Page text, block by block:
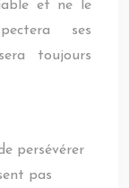
et ne le
ses
toujours
persévérer
pas